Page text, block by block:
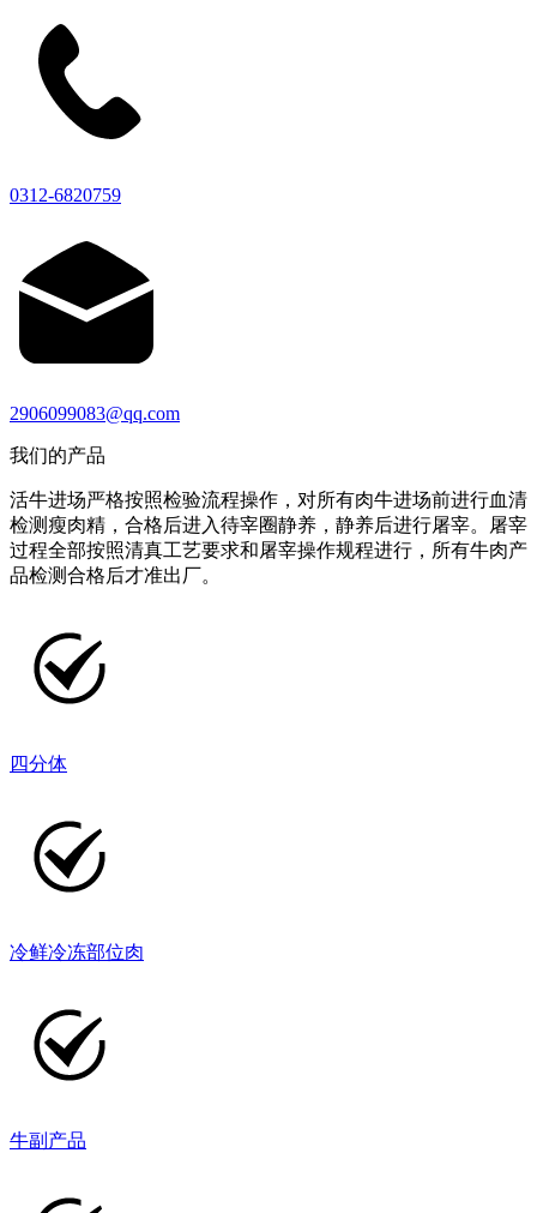
0312-6820759
2906099083@qq.com
我们的产品
活牛进场严格按照检验流程操作，对所有肉牛进场前进行血清
检测瘦肉精，合格后进入待宰圈静养，静养后进行屠宰。屠宰
过程全部按照清真工艺要求和屠宰操作规程进行，所有牛肉产
品检测合格后才准出厂。
四分体
冷鲜冷冻部位肉
牛副产品